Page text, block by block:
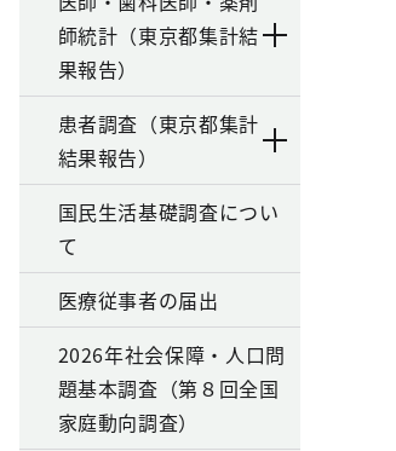
師統計（東京都集計結
果報告）
患者調査（東京都集計
結果報告）
国民生活基礎調査につい
て
医療従事者の届出
2026年社会保障・人口問
題基本調査（第８回全国
家庭動向調査）